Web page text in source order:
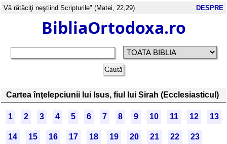
Vă rătăciţi neştiind Scripturile" (Matei, 22,29) DESPRE
BibliaOrtodoxa.ro
Cartea înţelepciunii lui Isus, fiul lui Sirah (Ecclesiasticul)
1 2 3 4 5 6 7 8 9 10 11 12 13
14 15 16 17 18 19 20 21 22 23